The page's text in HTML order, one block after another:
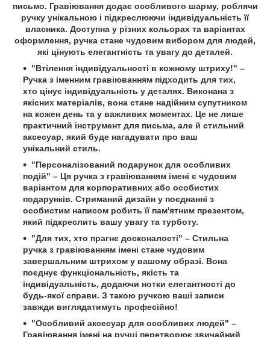
письмо. Гравіювання додає особливого шарму, роблячи
ручку унікальною і підкреслюючи індивідуальність її
власника. Доступна у різних кольорах та варіантах
оформлення, ручка стане чудовим вибором для людей,
які цінують елегантність та увагу до деталей.
"Втілення індивідуальності в кожному штриху!" –
Ручка з іменним гравіюванням підходить для тих,
хто цінує індивідуальність у деталях. Виконана з
якісних матеріалів, вона стане надійним супутником
на кожен день та у важливих моментах. Це не лише
практичний інструмент для письма, але й стильний
аксесуар, який буде нагадувати про ваш
унікальний стиль.
"Персоналізований подарунок для особливих
подій" – Ця ручка з гравіюванням імені є чудовим
варіантом для корпоративних або особистих
подарунків. Стриманий дизайн у поєднанні з
особистим написом робить її пам'ятним презентом,
який підкреслить вашу увагу та турботу.
"Для тих, хто прагне досконалості" – Стильна
ручка з гравіюванням імені стане чудовим
завершальним штрихом у вашому образі. Вона
поєднує функціональність, якість та
індивідуальність, додаючи нотки елегантності до
будь-якої справи. З такою ручкою ваші записи
завжди виглядатимуть професійно!
"Особливий аксесуар для особливих людей" –
Гравіювання імені на ручці перетворює звичайний